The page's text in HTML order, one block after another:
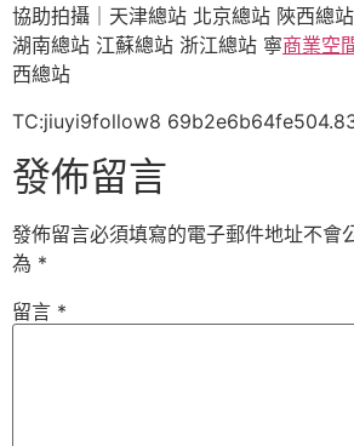
協助拍攝｜天津總站 北京總站 陜西總
湖南總站 江蘇總站 浙江總站 寧商業空
西總站
TC:jiuyi9follow8
發佈留言
發佈留言必須填寫的電子郵件地址不會
為 *
留言 *